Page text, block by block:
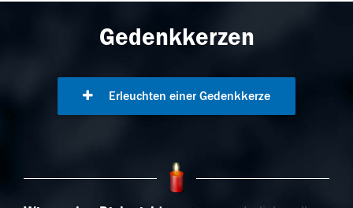
Gedenkkerzen
Erleuchten einer Gedenkkerze